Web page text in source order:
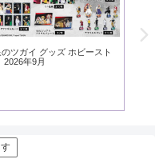
ツガイ グッズ ホビースト
2026年9月